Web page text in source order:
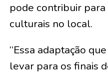
pode contribuir
culturais no local.
“Essa adaptação
levar para os finais